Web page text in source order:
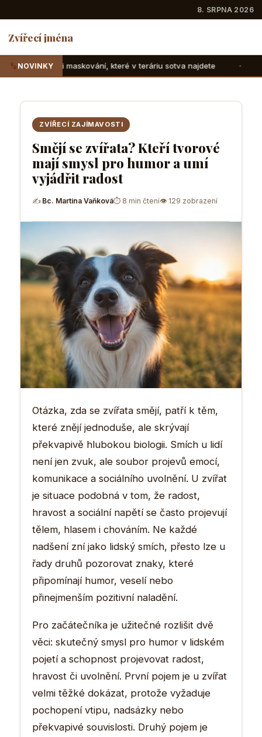
8. SRPNA 2026
Zvířecí jména
NOVINKYkteré v teráriu sotva najdete Suchozemské
ZVÍŘECÍ ZAJÍMAVOSTI
Smějí se zvířata? Kteří tvorové
mají smysl pro humor a umí
vyjádřit radost
✍ Bc. Martina Vaňková⏱ 8 min čtení👁 129 zobrazení
Otázka, zda se zvířata smějí, patří k těm,
které znějí jednoduše, ale skrývají
překvapivě hlubokou biologii. Smích u lidí
není jen zvuk, ale soubor projevů emocí,
komunikace a sociálního uvolnění. U zvířat
je situace podobná v tom, že radost,
hravost a sociální napětí se často projevují
tělem, hlasem i chováním. Ne každé
nadšení zní jako lidský smích, přesto lze u
řady druhů pozorovat znaky, které
připomínají humor, veselí nebo
přinejmenším pozitivní naladění.
Pro začátečníka je užitečné rozlišit dvě
věci: skutečný smysl pro humor v lidském
pojetí a schopnost projevovat radost,
hravost či uvolnění. První pojem je u zvířat
velmi těžké dokázat, protože vyžaduje
pochopení vtipu, nadsázky nebo
překvapivé souvislosti. Druhý pojem je